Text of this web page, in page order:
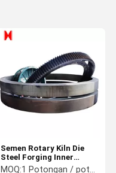
Semen Rotary Kiln Die
Steel Forging Inner
8000mm Forging Large
MOQ:1 Potongan / potongan